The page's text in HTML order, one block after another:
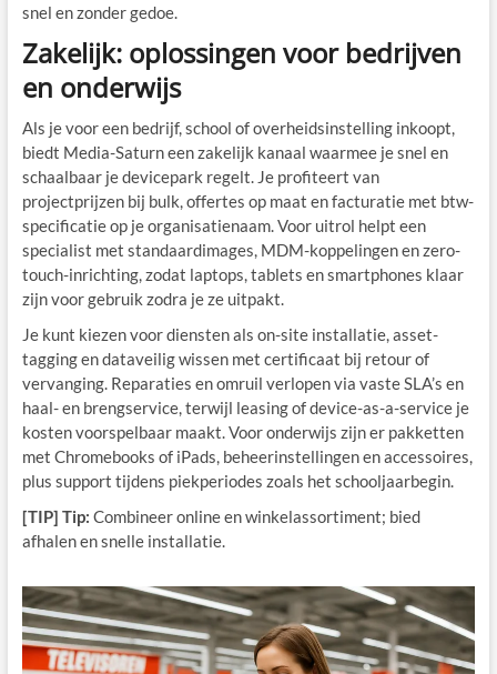
snel en zonder gedoe.
Zakelijk: oplossingen voor bedrijven
en onderwijs
Als je voor een bedrijf, school of overheidsinstelling inkoopt,
biedt Media-Saturn een zakelijk kanaal waarmee je snel en
schaalbaar je devicepark regelt. Je profiteert van
projectprijzen bij bulk, offertes op maat en facturatie met btw-
specificatie op je organisatienaam. Voor uitrol helpt een
specialist met standaardimages, MDM-koppelingen en zero-
touch-inrichting, zodat laptops, tablets en smartphones klaar
zijn voor gebruik zodra je ze uitpakt.
Je kunt kiezen voor diensten als on-site installatie, asset-
tagging en dataveilig wissen met certificaat bij retour of
vervanging. Reparaties en omruil verlopen via vaste SLA’s en
haal- en brengservice, terwijl leasing of device-as-a-service je
kosten voorspelbaar maakt. Voor onderwijs zijn er pakketten
met Chromebooks of iPads, beheerinstellingen en accessoires,
plus support tijdens piekperiodes zoals het schooljaarbegin.
[TIP] Tip: Combineer online en winkelassortiment; bied
afhalen en snelle installatie.